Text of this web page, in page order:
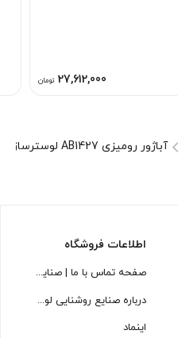
27,612,000 تومان
آباژور رومیزی AB1427 لوسترسازان
اطلاعات فروشگاه
صفحه تماس با ما | صنایع روشنایی لوسترسازان
درباره صنایع روشنایی لوسترسازان
اینماد